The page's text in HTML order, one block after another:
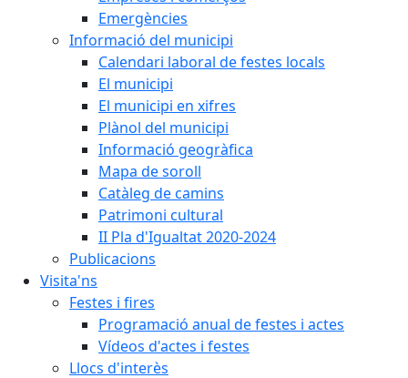
Emergències
Informació del municipi
Calendari laboral de festes locals
El municipi
El municipi en xifres
Plànol del municipi
Informació geogràfica
Mapa de soroll
Catàleg de camins
Patrimoni cultural
II Pla d'Igualtat 2020-2024
Publicacions
Visita'ns
Festes i fires
Programació anual de festes i actes
Vídeos d'actes i festes
Llocs d'interès